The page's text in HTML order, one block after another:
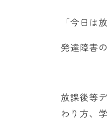
「今日は
発達障害
放課後等
わり方、